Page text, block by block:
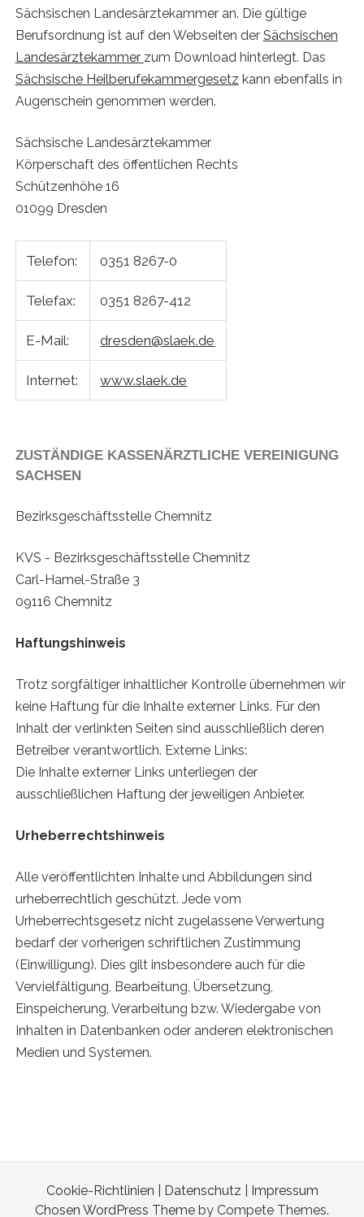
Sächsischen Landesärztekammer an. Die gültige
Berufsordnung ist auf den Webseiten der Sächsischen
Landesärztekammer zum Download hinterlegt. Das
Sächsische Heilberufekammergesetz kann ebenfalls in
Augenschein genommen werden.
Sächsische Landesärztekammer
Körperschaft des öffentlichen Rechts
Schützenhöhe 16
01099 Dresden
Telefon: 0351 8267-0
Telefax: 0351 8267-412
E-Mail: dresden@slaek.de
Internet: www.slaek.de
ZUSTÄNDIGE KASSENÄRZTLICHE VEREINIGUNG
SACHSEN
Bezirksgeschäftsstelle Chemnitz
KVS - Bezirksgeschäftsstelle Chemnitz
Carl-Hamel-Straße 3
09116 Chemnitz
Haftungshinweis
Trotz sorgfältiger inhaltlicher Kontrolle übernehmen wir
keine Haftung für die Inhalte externer Links. Für den
Inhalt der verlinkten Seiten sind ausschließlich deren
Betreiber verantwortlich. Externe Links:
Die Inhalte externer Links unterliegen der
ausschließlichen Haftung der jeweiligen Anbieter.
Urheberrechtshinweis
Alle veröffentlichten Inhalte und Abbildungen sind
urheberrechtlich geschützt. Jede vom
Urheberrechtsgesetz nicht zugelassene Verwertung
bedarf der vorherigen schriftlichen Zustimmung
(Einwilligung). Dies gilt insbesondere auch für die
Vervielfältigung, Bearbeitung, Übersetzung,
Einspeicherung, Verarbeitung bzw. Wiedergabe von
Inhalten in Datenbanken oder anderen elektronischen
Medien und Systemen.
Cookie-Richtlinien Datenschutz
Impressum
Chosen WordPress Theme by Compete Themes.